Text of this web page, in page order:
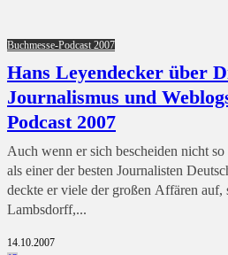
Buchmesse-Podcast 2007
Hans Leyendecker über
Journalismus und
Podcast 2007
Auch wenn er sich bescheiden nicht
als einer der besten Journalisten
deckte er viele der großen Affären
Lambsdorff,...
14.10.2007